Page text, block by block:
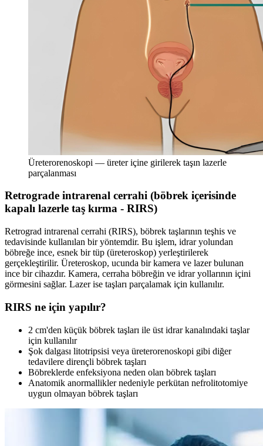
Üreterorenoskopi — üreter içine girilerek taşın lazerle
parçalanması
Retrograde intrarenal cerrahi (böbrek içerisinde
kapalı lazerle taş kırma - RIRS)
Retrograd intrarenal cerrahi (RIRS), böbrek taşlarının teşhis ve
tedavisinde kullanılan bir yöntemdir. Bu işlem, idrar yolundan
böbreğe ince, esnek bir tüp (üreteroskop) yerleştirilerek
gerçekleştirilir. Üreteroskop, ucunda bir kamera ve lazer bulunan
ince bir cihazdır. Kamera, cerraha böbreğin ve idrar yollarının içini
görmesini sağlar. Lazer ise taşları parçalamak için kullanılır.
RIRS ne için yapılır?
2 cm'den küçük böbrek taşları ile üst idrar kanalındaki taşlar
için kullanılır
Şok dalgası litotripsisi veya üreterorenoskopi gibi diğer
tedavilere dirençli böbrek taşları
Böbreklerde enfeksiyona neden olan böbrek taşları
Anatomik anormallikler nedeniyle perkütan nefrolitotomiye
uygun olmayan böbrek taşları